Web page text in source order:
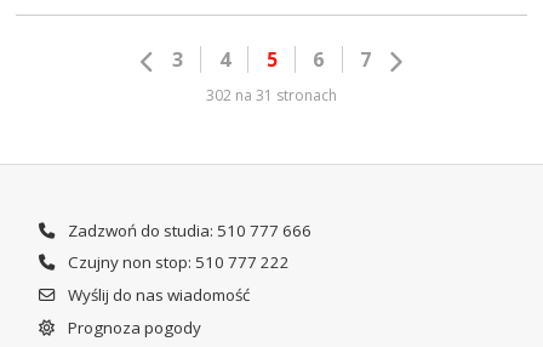
3 4 5 6 7
302 na 31 stronach
Zadzwoń do studia: 510 777 666
Czujny non stop: 510 777 222
Wyślij do nas wiadomość
Prognoza pogody